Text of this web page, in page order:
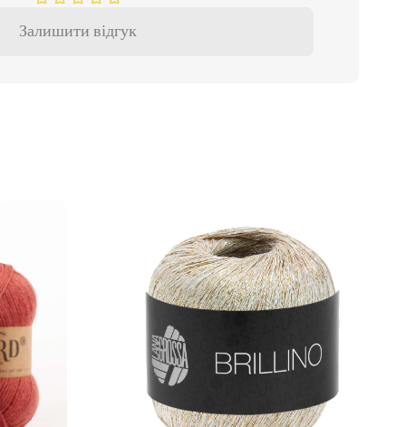
Залишити відгук